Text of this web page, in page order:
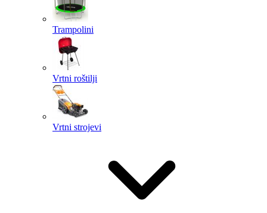
Trampolini
Vrtni roštilji
Vrtni strojevi